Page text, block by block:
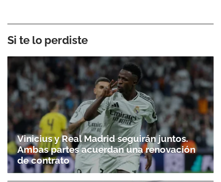
Si te lo perdiste
Vinicius y Real Madrid seguirán juntos.
Ambas partes acuerdan una renovación
de contrato